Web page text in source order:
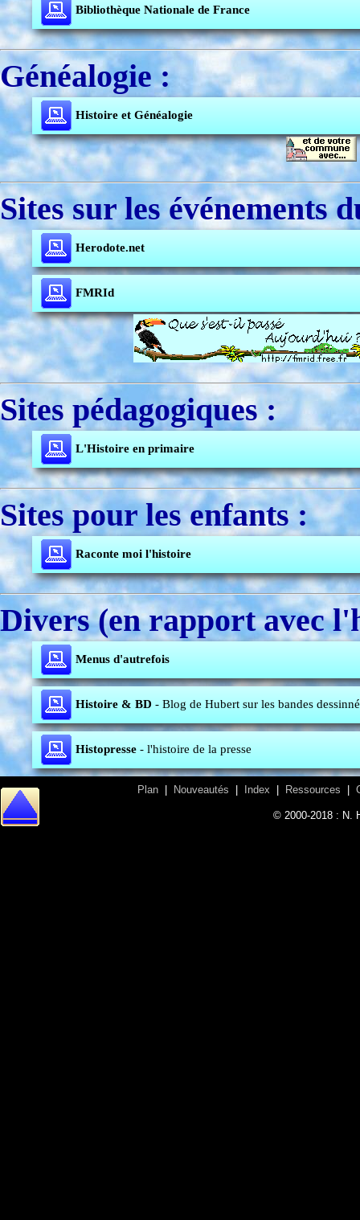
Bibliothèque Nationale de France
Généalogie :
Histoire et Généalogie
Sites sur les événements
Herodote.net
FMRId
Sites pédagogiques :
L'Histoire en primaire
Sites pour les enfants :
Raconte moi l'histoire
Divers (en rapport avec
Menus d'autrefois
Histoire & BD - Blog de Hubert sur les bandes
Histopresse - l'histoire de la presse
Plan Nouveautés Index Ressources
© 2000-2018 : N.